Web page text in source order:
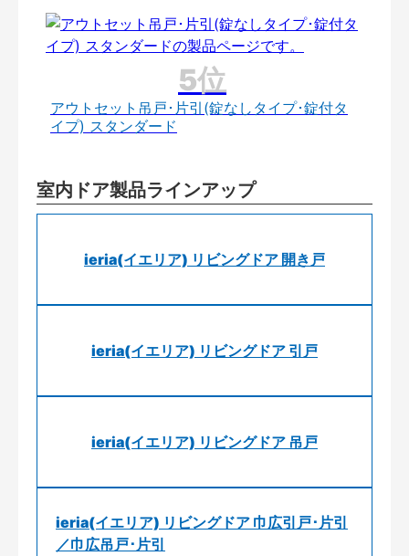
アウトセット吊戸･片引(錠なしタイプ･錠付タ
イプ) スタンダード
室内ドア製品ラインアップ
ieria(イエリア) リビングドア 開き戸
ieria(イエリア) リビングドア 引戸
ieria(イエリア) リビングドア 吊戸
ieria(イエリア) リビングドア 巾広引戸･片引
／巾広吊戸･片引